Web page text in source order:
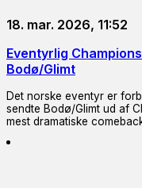
18. mar. 2026, 11:52
Eventyrlig
Bodø/Glimt
Det norske eventyr er
sendte Bodø/Glimt ud af
mest dramatiske